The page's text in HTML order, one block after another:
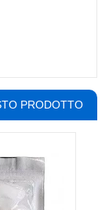
PRODOTTO